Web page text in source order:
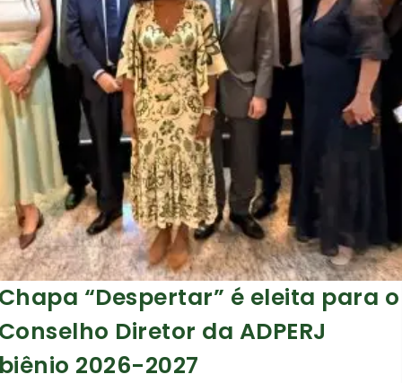
“Despertar” é eleita para o
Diretor da ADPERJ
2026-2027